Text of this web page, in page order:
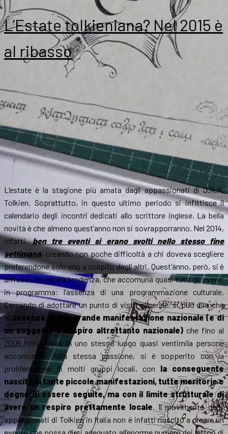
L’Estate tolkieniana? Nel 2015 è
al ribasso
L’estate è la stagione più amata dagli appassionati di J.R.R.
Tolkien. Soprattutto, in questo ultimo periodo si infittisce il
calendario degli incontri dedicati allo scrittore inglese. La bella
novità è che almeno quest’anno non si sovrapporranno. Nel 2014,
infatti,ben tre eventi si erano svolti nello stesso fine
settimana, creando non poche difficoltà a chi doveva scegliere
preferendone solo uno a scapito degli altri. Quest’anno, però, si è
diffusa una nuova tendenza, che accomuna quasi tutti gli eventi
in programma: l’assenza di una programmazione culturale.
Cercando di adottare un punto di vista generale, si può dire che
all’assenza di una grande manifestazione nazionale (e di
un soggetto a respiro altrettanto nazionale) che fino al
2006 richiamava in uno stesso luogo quasi ventimila persone
accomunate dalla stessa passione, si è sopperito con la
proliferazione di molti gruppi locali, con la conseguente
nascita di tante piccole manifestazioni, tutte meritorie e
degne di essere seguite, ma con il limite strutturale di
avere un respiro prettamente locale. Il movimento degli
appassionati di Tolkien in Italia non è infatti riuscito a creare un